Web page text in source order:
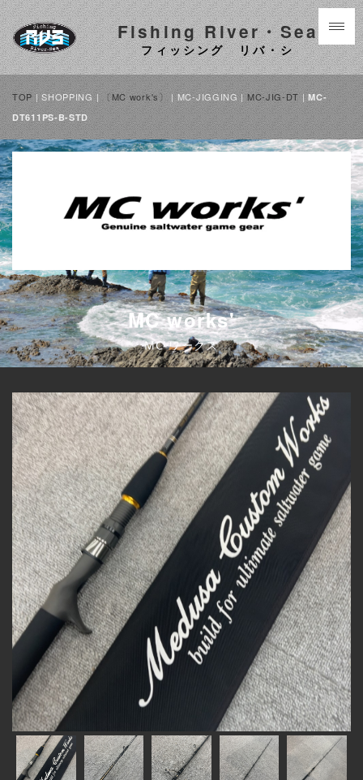
Fishing River・Sea
フィッシング リバ・シ
TOP | SHOPPING |〔MC work's〕| MC-JIGGING |MC-JIG-DT|MC-
DT611PS-B-STD
MC works'
MC ワークス